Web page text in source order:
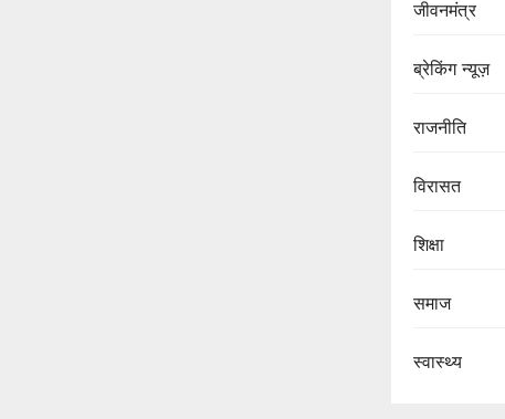
जीवनमंत्र
ब्रेकिंग न्यूज़
राजनीति
‍‍विरासत
शिक्षा
समाज
स्वास्थ्य